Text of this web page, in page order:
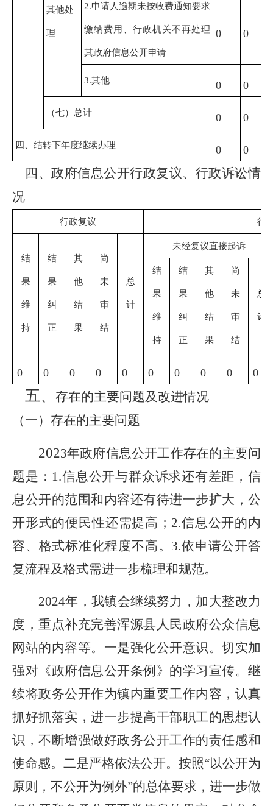
其他处
理
2.申请人逾期未按收费通知要求
缴纳费用、行政机关不再处理
其政府信息公开申请
0 0
3.其他 0 0
（七）总计 0 0
四、结转下年度继续办理 0 0
四、政府信息公开行政复议、行政诉讼情
况
行政复议 行
结
果
维
持
结
果
纠
正
其
他
结
果
尚
未
审
结
总
计
未经复议直接起诉
结
果
维
持
结
果
纠
正
其
他
结
果
尚
未
审
结
总
计
0 0 0 0 0 0 0 0 0 0
五、存在的主要问题及改进情况
（一）存在的主要问题
2023年政府信息公开工作存在的主要问
题是： 1.信息公开与群众诉求还有差距，信
息公开的范围和内容还有待进一步扩大 ， 公
开形式的便民性还需提高； 2.信息公开的内
容、格式标准化程度不高。 3.依申请公开答
复流程及格式需进一步梳理和规范。
2024年，我镇会继续努力，加大整改力
度，重点补充完善浑源县人民政府公众信息
网站的内容等。 一是强化公开意识。切实加
强对《政府信息公开条例》的学习宣传。继
续将政务公开作为镇内重要工作内容，认真
抓好抓落实，进一步提高干部职工的思想认
识，不断增强做好政务公开工作的责任感和
使命感。 二是严格依法公开。按照“以公开为
原则，不公开为例外”的总体要求，进一步做